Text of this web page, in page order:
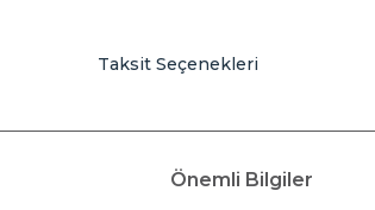
Taksit Seçenekleri
Önemli Bilgiler